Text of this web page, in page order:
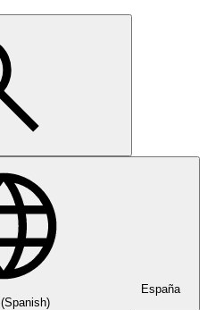
España
(Spanish)